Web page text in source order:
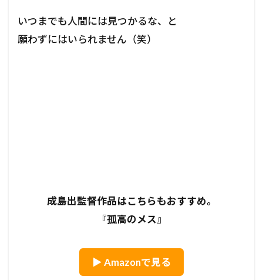
いつまでも人間には見つかるな、と
願わずにはいられません（笑）
成島出監督作品はこちらもおすすめ。
『孤高のメス』
▶ Amazonで見る